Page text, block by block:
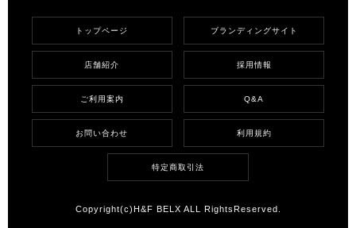
トップページ ブランディングサイト
店舗紹介 採用情報
ご利用案内 Q&A
お問い合わせ 利用規約
特定商取引法
Copyright(c)H&F BELX ALL RightsReserved.